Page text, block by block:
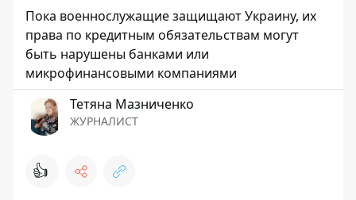
Пока военнослужащие защищают Украину, их
права по кредитным обязательствам могут
быть нарушены банками или
микрофинансовыми компаниями
Тетяна Мазниченко
ЖУРНАЛИСТ
👍